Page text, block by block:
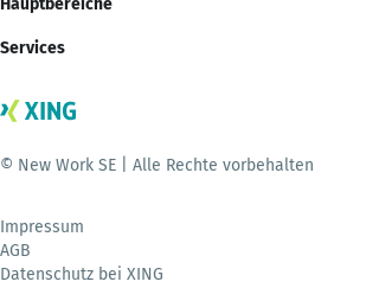
Services
© New Work SE | Alle Rechte vorbehalten
Impressum
AGB
Datenschutz bei XING